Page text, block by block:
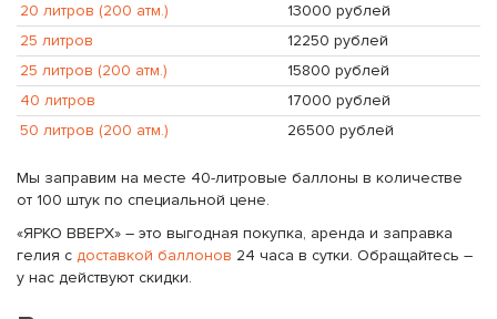
20 литров (200 атм.)
13000 рублей
25 литров
12250 рублей
25 литров (200 атм.)
15800 рублей
40 литров
17000 рублей
50 литров (200 атм.)
26500 рублей
Мы заправим на месте 40-литровые баллоны в количестве
от 100 штук по специальной цене.
«ЯРКО ВВЕРХ» – это выгодная покупка, аренда и заправка
гелия с доставкой баллонов 24 часа в сутки. Обращайтесь –
у нас действуют скидки.